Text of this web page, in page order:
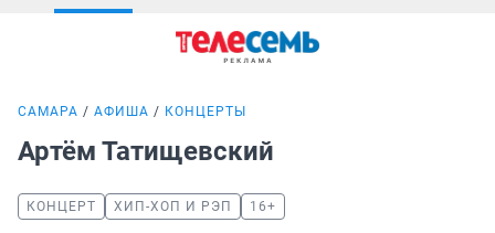
САМАРА АФИША КОНЦЕРТЫ
Артём Татищевский
КОНЦЕРТ ХИП-ХОП И РЭП 16+